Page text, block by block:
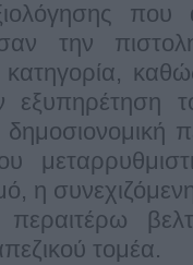
που
την
εξυπηρέτηση
η
τομέα.